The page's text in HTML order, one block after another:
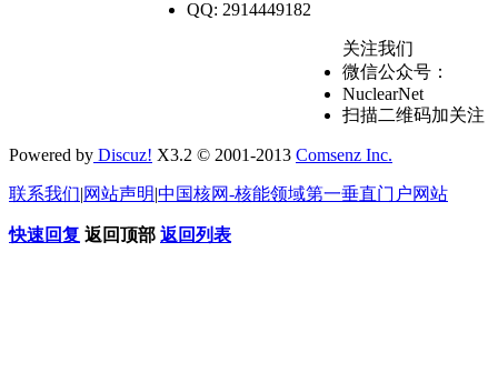
QQ: 2914449182
关注我们
微信公众号：
NuclearNet
扫描二维码加关注
Powered by Discuz! X3.2 © 2001-2013 Comsenz Inc.
联系我们|网站声明|中国核网-核能领域第一垂直门户网站
快速回复 返回顶部 返回列表